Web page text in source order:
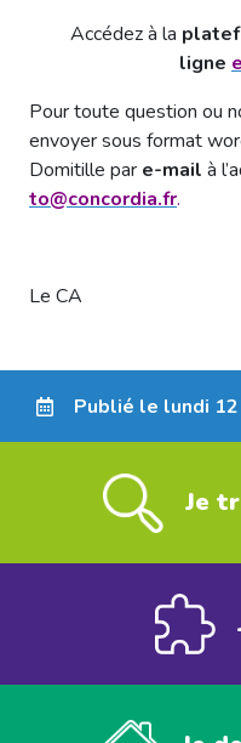
Accédez à la
ligne
Pour toute question ou
envoyer sous format
Domitille par e-mail à
to@concordia.fr.
Le CA
Publié le lundi
Je